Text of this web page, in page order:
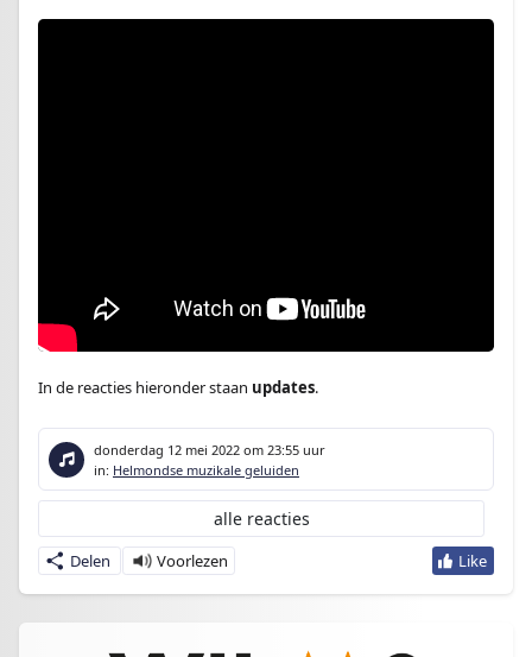
In de reacties hieronder staan updates.
donderdag 12 mei 2022 om 23:55 uur
in: Helmondse muzikale geluiden
Delen
alle reacties